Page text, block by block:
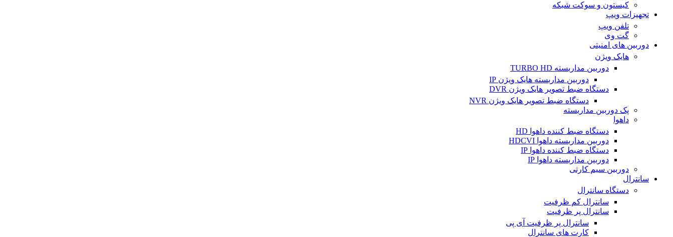
کیستون و سوکت شبکه
تجهیزات ویپ
تلفن ویپ
گت وی
دوربین های امنیتی
هایک ویژن
دوربین مداربسته TURBO HD
دوربین مداربسته هایک ویژن IP
دستگاه ضبط تصویر هایک ویژن DVR
دستگاه ضبط تصویر هایک ویژن NVR
پک دوربین مداربسته
داهوا
دستگاه ضبط کننده داهوا HD
دوربین مداربسته داهوا HDCVI
دستگاه ضبط کننده داهوا IP
دوربین مداربسته داهوا IP
دوربین سیم کارتی
سانترال
دستگاه سانترال
سانترال کم ظرفیت
سانترال پر ظرفیت
سانترال پر ظرفیت آی پی
کارت های سانترال